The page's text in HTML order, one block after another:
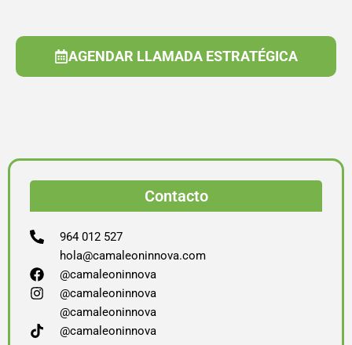
AGENDAR LLAMADA ESTRATÉGICA
Contacto
964 012 527
hola@camaleoninnova.com
@camaleoninnova
@camaleoninnova
@camaleoninnova
@camaleoninnova